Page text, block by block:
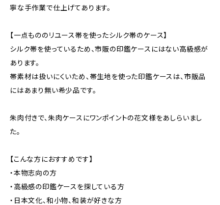
寧な手作業で仕上げてあります。
【一点もののリユース帯を使ったシルク帯のケース】
シルク帯を使っているため、市販の印鑑ケースにはない高級感が
あります。
帯素材は扱いにくいため、帯生地を使った印鑑ケースは、市販品
にはあまり無い希少品です。
朱肉付きで、朱肉ケースにワンポイントの花文様をあしらいまし
た。
【こんな方におすすめです】
・本物志向の方
・高級感の印鑑ケースを探している方
・日本文化、和小物、和装が好きな方